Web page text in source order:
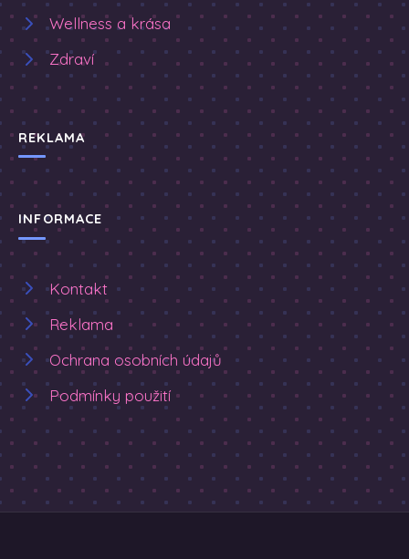
Wellness a krása
Zdraví
REKLAMA
INFORMACE
Kontakt
Reklama
Ochrana osobních údajů
Podmínky použití